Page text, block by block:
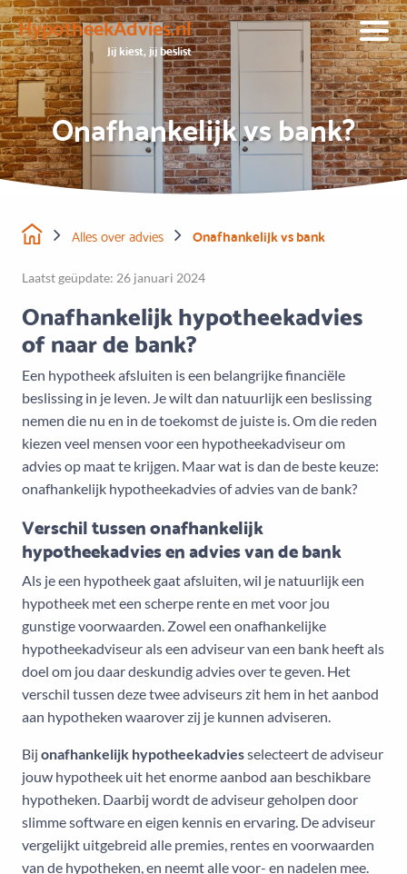
HypotheekAdvies.nl
Jij kiest, jij beslist
Onafhankelijk vs bank?
Alles over advies Onafhankelijk vs bank
Laatst geüpdate: 26 januari 2024
Onafhankelijk hypotheekadvies
of naar de bank?
Een hypotheek afsluiten is een belangrijke financiële
beslissing in je leven. Je wilt dan natuurlijk een beslissing
nemen die nu en in de toekomst de juiste is. Om die reden
kiezen veel mensen voor een hypotheekadviseur om
advies op maat te krijgen. Maar wat is dan de beste keuze:
onafhankelijk hypotheekadvies of advies van de bank?
Verschil tussen onafhankelijk
hypotheekadvies en advies van de bank
Als je een hypotheek gaat afsluiten, wil je natuurlijk een
hypotheek met een scherpe rente en met voor jou
gunstige voorwaarden. Zowel een onafhankelijke
hypotheekadviseur als een adviseur van een bank heeft als
doel om jou daar deskundig advies over te geven. Het
verschil tussen deze twee adviseurs zit hem in het aanbod
aan hypotheken waarover zij je kunnen adviseren.
Bij onafhankelijk hypotheekadviesselecteert de adviseur
jouw hypotheek uit het enorme aanbod aan beschikbare
hypotheken. Daarbij wordt de adviseur geholpen door
slimme software en eigen kennis en ervaring. De adviseur
vergelijkt uitgebreid alle premies, rentes en voorwaarden
van de hypotheken, en neemt alle voor- en nadelen mee.